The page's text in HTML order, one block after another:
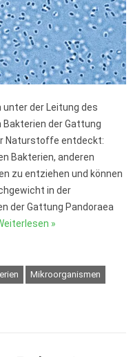
der Leitung des
Bakterien der Gattung
Naturstoffe entdeckt:
Bakterien, anderen
zu entziehen und können
in der
der Gattung Pandoraea
»
Mikroorganismen